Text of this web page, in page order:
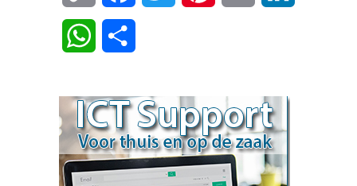
Link
WhatsApp